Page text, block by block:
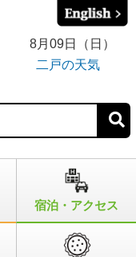
8月09日（日）
二戸の天気
宿泊・アクセス